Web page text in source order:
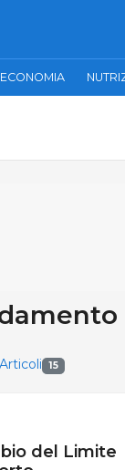
Articoli 15
del Limite